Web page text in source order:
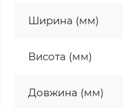
Ширина (мм)
Висота (мм)
Довжина (мм)